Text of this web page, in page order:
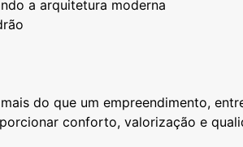
a arquitetura moderna
do que um empreendimento,
conforto, valorização e